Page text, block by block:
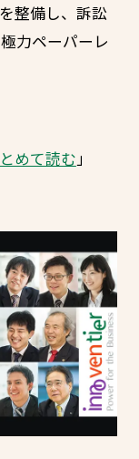
整備し、訴訟
力ペーパーレ
めて読む 」